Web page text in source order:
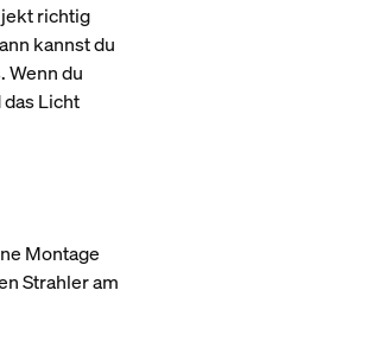
richtig
kannst du
Wenn du
Licht
Montage
Strahler am